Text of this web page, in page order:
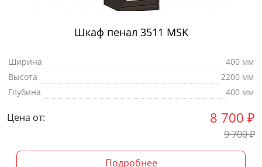
Шкаф пенал 3511 MSK
Ширина
400 мм
Высота
2200 мм
Глубина
400 мм
Цена от: 8 700 ₽
9 700₽
Подробнее